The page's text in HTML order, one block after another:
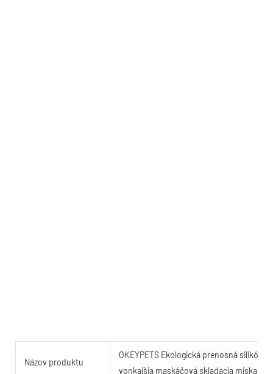
Názov produktu
OKEYPETS Ekologická prenosná
vonkajšia maskáčová skladacia miska pre